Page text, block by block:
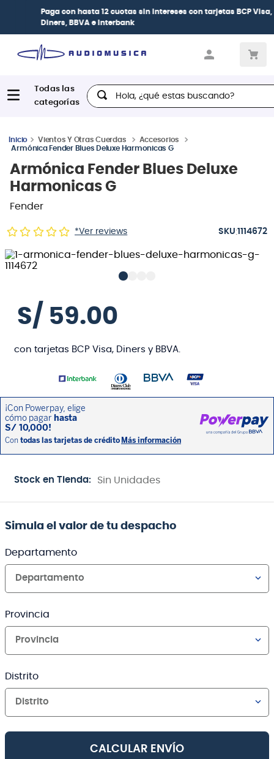
Paga conhasta 12 cuotas sin interesescon tarjetas BCP Visa,
Diners, BBVA e Interbank
Hola, ¿qué estas buscando?
Vientos Y Otras Cuerdas
Accesorios
Armónica Fender Blues Deluxe Harmonicas G
Armónica Fender Blues Deluxe
Harmonicas G
Fender
*Ver reviews :1114672
S/ 59.00
con tarjetas BCP Visa, Diners y BBVA.
Stock en Tienda: Sin Unidades
Simula el valor de tu despacho
Departamento
Departamento
Provincia
Provincia
Distrito
Distrito
CALCULAR ENVÍO